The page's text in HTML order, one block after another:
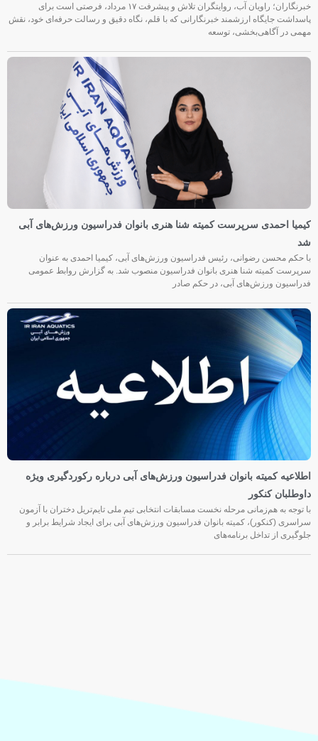
خبرنگاران؛ راویان آب، روایتگران تلاش و پیشرفت ۱۷ مرداد، فرصتی است برای
پاسداشت جایگاه ارزشمند خبرنگارانی که با قلم، نگاه دقیق و رسالت حرفه‌ای خود، نقش
مهمی در آگاهی‌بخشی، توسعه
کیمیا احمدی سرپرست کمیته شنا هنری بانوان فدراسیون ورزش‌های آبی
شد
با حکم محسن رضوانی، رئیس فدراسیون ورزش‌های آبی، کیمیا احمدی به عنوان
سرپرست کمیته شنا هنری بانوان فدراسیون منصوب شد. به گزارش روابط عمومی
فدراسیون ورزش‌های آبی، در حکم صادر
اطلاعیه کمیته بانوان فدراسیون ورزش‌های آبی درباره رکوردگیری ویژه
داوطلبان کنکور
با توجه به هم‌زمانی مرحله نخست مسابقات انتخابی تیم ملی تایم‌تریل دختران با آزمون
سراسری (کنکور)، کمیته بانوان فدراسیون ورزش‌های آبی برای ایجاد شرایط برابر و
جلوگیری از تداخل برنامه‌های